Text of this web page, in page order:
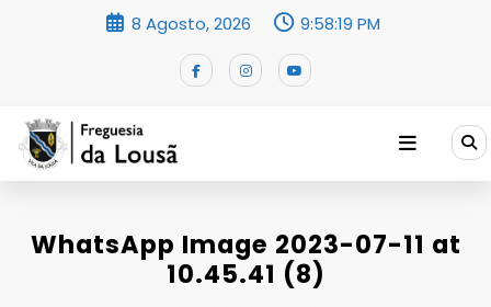
8 Agosto, 2026 9:58:20 PM
WhatsApp Image 2023-07-11 at
10.45.41 (8)